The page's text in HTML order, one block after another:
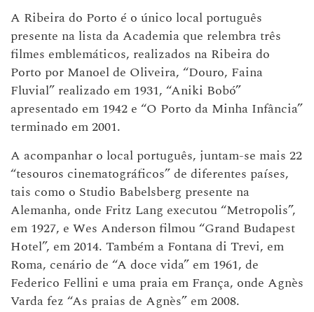
A Ribeira do Porto é o único local português
presente na lista da Academia que relembra três
filmes emblemáticos, realizados na Ribeira do
Porto por Manoel de Oliveira, “Douro, Faina
Fluvial” realizado em 1931, “Aniki Bobó”
apresentado em 1942 e “O Porto da Minha Infância”
terminado em 2001.
A acompanhar o local português, juntam-se mais 22
“tesouros cinematográficos” de diferentes países,
tais como o Studio Babelsberg presente na
Alemanha, onde Fritz Lang executou “Metropolis”,
em 1927, e Wes Anderson filmou “Grand Budapest
Hotel”, em 2014. Também a Fontana di Trevi, em
Roma, cenário de “A doce vida” em 1961, de
Federico Fellini e uma praia em França, onde Agnès
Varda fez “As praias de Agnès” em 2008.